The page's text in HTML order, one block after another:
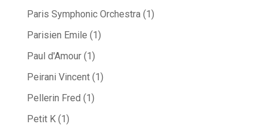
Paris Symphonic Orchestra(1)
Parisien Emile (1)
Paul d'Amour(1)
Peirani Vincent(1)
Pellerin Fred (1)
Petit K(1)